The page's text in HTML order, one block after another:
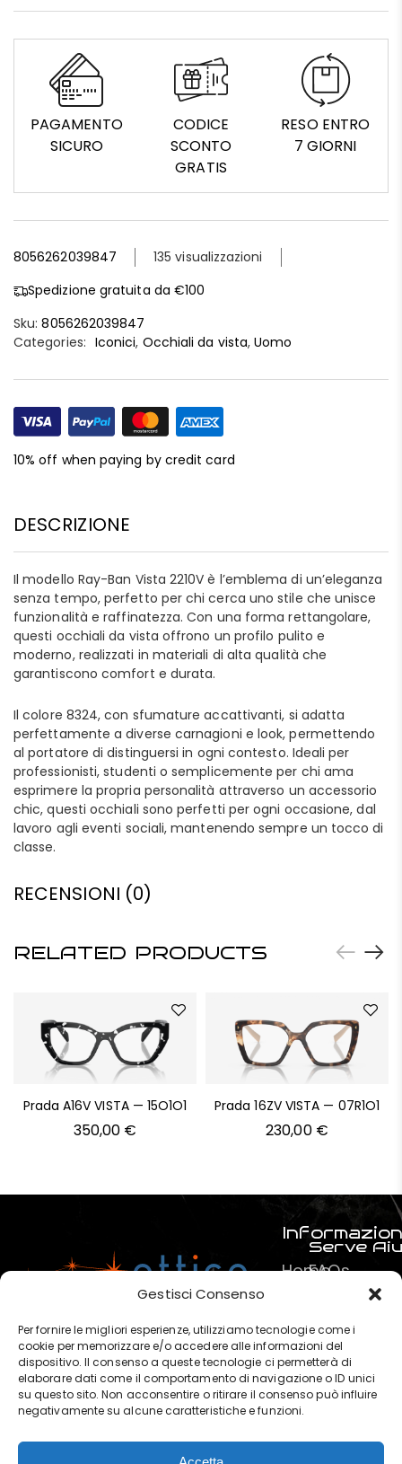
Gestisci Consenso
Per fornire le migliori esperienze, utilizziamo tecnologie come i
cookie per memorizzare e/o accedere alle informazioni del
dispositivo. Il consenso a queste tecnologie ci permetterà di
elaborare dati come il comportamento di navigazione o ID unici
su questo sito. Non acconsentire o ritirare il consenso può influire
negativamente su alcune caratteristiche e funzioni.
PAGAMENTO
SICURO
CODICE
SCONTO
GRATIS
RESO ENTRO
7 GIORNI
8056262039847
135 visualizzazioni
Spedizione gratuita da €100
Sku: 8056262039847
Categories: Iconici, Occhiali da vista,Uomo
10% off when paying by credit card
DESCRIZIONE
Il modello Ray-Ban Vista 2210V è l’emblema di un’eleganza
senza tempo, perfetto per chi cerca uno stile che unisce
funzionalità e raffinatezza. Con una forma rettangolare,
questi occhiali da vista offrono un profilo pulito e
moderno, realizzati in materiali di alta qualità che
garantiscono comfort e durata.
Il colore 8324, con sfumature accattivanti, si adatta
perfettamente a diverse carnagioni e look, permettendo
al portatore di distinguersi in ogni contesto. Ideali per
professionisti, studenti o semplicemente per chi ama
esprimere la propria personalità attraverso un accessorio
chic, questi occhiali sono perfetti per ogni occasione, dal
lavoro agli eventi sociali, mantenendo sempre un tocco di
classe.
RECENSIONI (0)
RELATED PRODUCTS
Prada A16V VISTA — 15O1O1
350,00 €
Prada 16ZV VISTA — 07R1O1
230,00 €
Home
Chi
siamo
?
Contatti
Serve
FAQs
Pagamenti
Termini e
Privacy &